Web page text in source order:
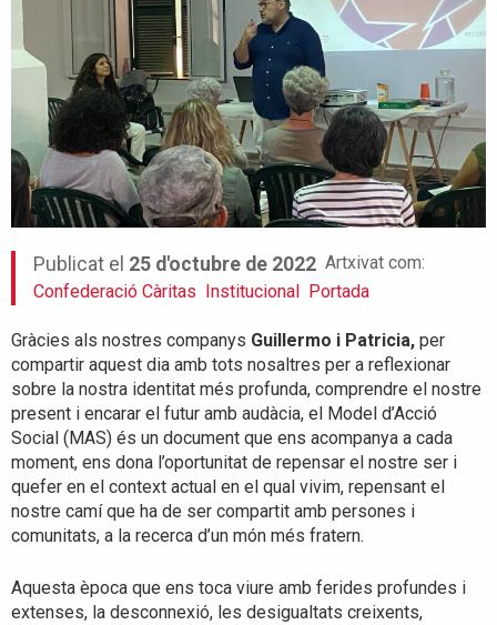
Publicat el 25 d'octubre de 2022 Artxivat com:
Confederació Càritas Institucional Portada
Gràcies als nostres companys Guillermo i Patricia, per
compartir aquest dia amb tots nosaltres per a reflexionar
sobre la nostra identitat més profunda, comprendre el nostre
present i encarar el futur amb audàcia, el Model d’Acció
Social (MAS) és un document que ens acompanya a cada
moment, ens dona l’oportunitat de repensar el nostre ser i
quefer en el context actual en el qual vivim, repensant el
nostre camí que ha de ser compartit amb persones i
comunitats, a la recerca d’un món més fratern.
Aquesta època que ens toca viure amb ferides profundes i
extenses, la desconnexió, les desigualtats creixents,